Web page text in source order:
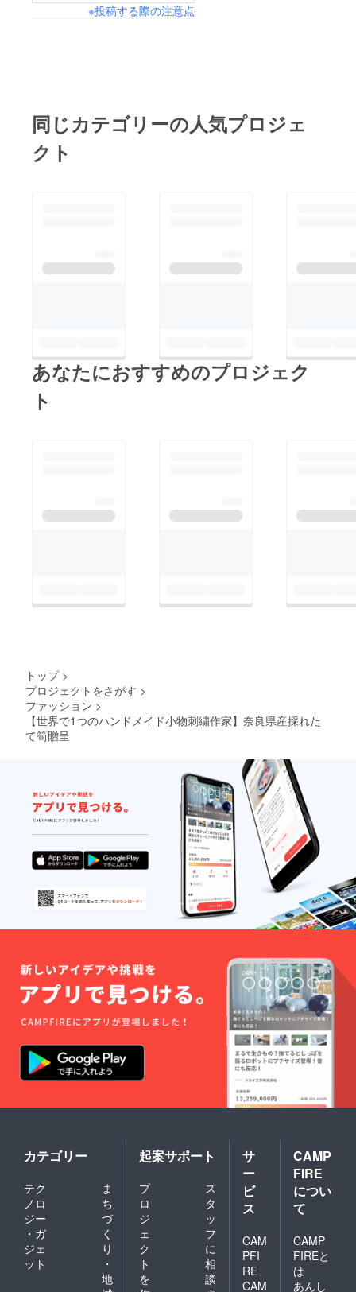
※投稿する際の注意点
同じカテゴリーの人気プロジェ
クト
あなたにおすすめのプロジェク
ト
トップ >
プロジェクトをさがす >
ファッション >
【世界で1つのハンドメイド小物刺繍作家】奈良県産採れた
て筍贈呈
カテゴリー
テク
ノロ
ジー
・ガ
ジェ
ット
ま
ち
づ
く
り
・
地
起案サポート
プ
ロ
ジ
ェ
ク
ト
を
ス
タ
ッ
フ
に
相
談
サ
ー
ビ
ス
CAM
PFI
RE
CAM
CAMP
FIRE
につい
て
CAMP
FIREと
は
あんし